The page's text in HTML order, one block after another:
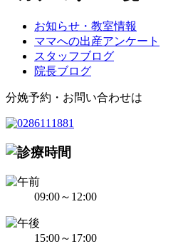
お知らせ・教室情報
ママへの出産アンケート
スタッフブログ
院長ブログ
分娩予約・お問い合わせは
09:00～12:00
15:00～17:00